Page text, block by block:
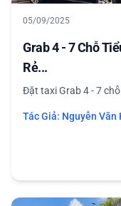
05/09/2025
Grab 4 - 7 Chỗ
Rẻ...
Đặt taxi Grab 4 - 7
Tác Giả: Nguyễn Văn